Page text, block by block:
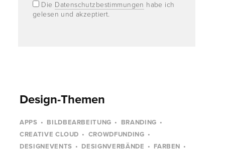
Die Datenschutzbestimmungen habe ich
gelesen und akzeptiert.
Design-Themen
APPS BILDBEARBEITUNG
BRANDING
CREATIVE CLOUD
CROWDFUNDING
DESIGNEVENTS
DESIGNVERBÄNDE
FARBEN